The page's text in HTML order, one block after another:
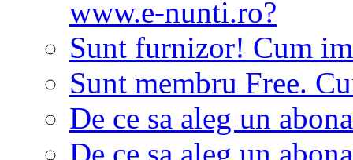
www.e-nunti.ro?
Sunt furnizor! Cum
Sunt membru Free.
De ce sa aleg un
De ce sa aleg un